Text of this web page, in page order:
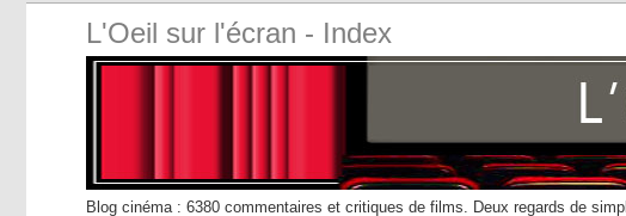
L'Oeil sur l'écran - Index
Blog cinéma : 6380 commentaires et critiques de films. Deux regards de